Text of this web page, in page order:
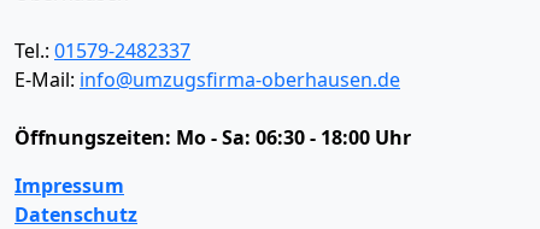
Tel.: 01579-2482337
E-Mail: info@umzugsfirma-oberhausen.de
Öffnungszeiten: Mo - Sa: 06:30 - 18:00 Uhr
Impressum
Datenschutz